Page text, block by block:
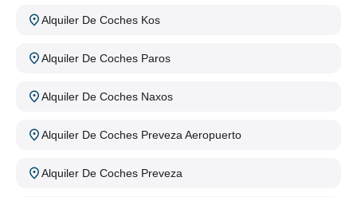
Alquiler De Coches Kos
Alquiler De Coches Paros
Alquiler De Coches Naxos
Alquiler De Coches Preveza Aeropuerto
Alquiler De Coches Preveza